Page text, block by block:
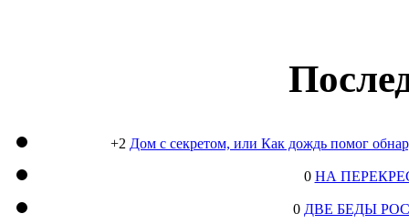
+2 Дом с секретом, или Как дождь помог
0 НА
0 ДВЕ БЕДЫ